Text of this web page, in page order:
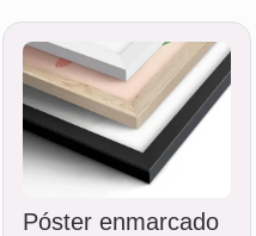
Póster enmarcado